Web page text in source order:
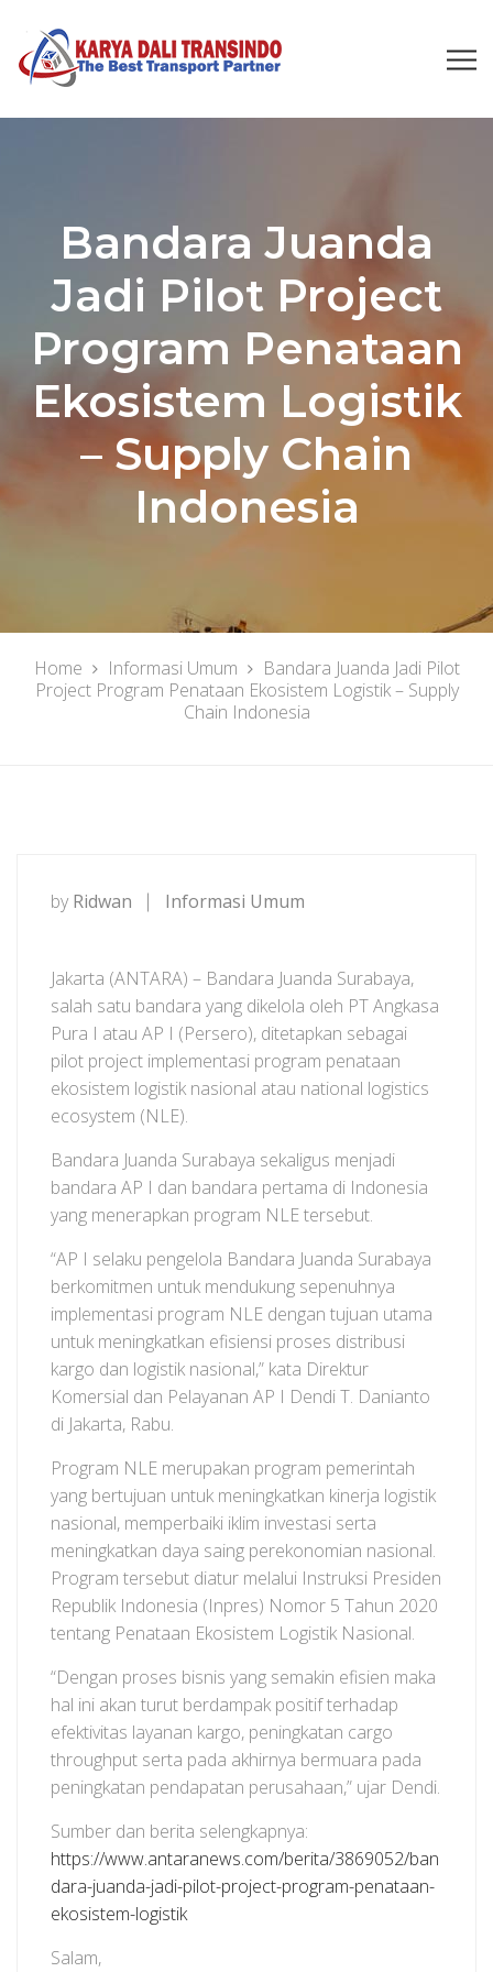
Bandara Juanda
Jadi Pilot Project
Program Penataan
Ekosistem Logistik
– Supply Chain
Indonesia
Home Informasi Umum
Bandara Juanda Jadi Pilot
Project Program Penataan Ekosistem Logistik – Supply
Chain Indonesia
by Ridwan Informasi Umum
Jakarta (ANTARA) – Bandara Juanda Surabaya,
salah satu bandara yang dikelola oleh PT Angkasa
Pura I atau AP I (Persero), ditetapkan sebagai
pilot project implementasi program penataan
ekosistem logistik nasional atau national logistics
ecosystem (NLE).
Bandara Juanda Surabaya sekaligus menjadi
bandara AP I dan bandara pertama di Indonesia
yang menerapkan program NLE tersebut.
“AP I selaku pengelola Bandara Juanda Surabaya
berkomitmen untuk mendukung sepenuhnya
implementasi program NLE dengan tujuan utama
untuk meningkatkan efisiensi proses distribusi
kargo dan logistik nasional,” kata Direktur
Komersial dan Pelayanan AP I Dendi T. Danianto
di Jakarta, Rabu.
Program NLE merupakan program pemerintah
yang bertujuan untuk meningkatkan kinerja logistik
nasional, memperbaiki iklim investasi serta
meningkatkan daya saing perekonomian nasional.
Program tersebut diatur melalui Instruksi Presiden
Republik Indonesia (Inpres) Nomor 5 Tahun 2020
tentang Penataan Ekosistem Logistik Nasional.
“Dengan proses bisnis yang semakin efisien maka
hal ini akan turut berdampak positif terhadap
efektivitas layanan kargo, peningkatan cargo
throughput serta pada akhirnya bermuara pada
peningkatan pendapatan perusahaan,” ujar Dendi.
Sumber dan berita selengkapnya:
https://www.antaranews.com/berita/3869052/ban
dara-juanda-jadi-pilot-project-program-penataan-
ekosistem-logistik
Salam,